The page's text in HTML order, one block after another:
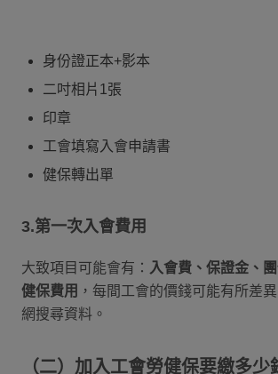
身份證正本+影本
二吋相片1張
印章
工會填寫入會申請書
健保轉出單
3.第一次入會費用
大致項目可能會有： 入會費、保證金、
健保費用 ，每間工會的價錢可能有所差
網搜尋資料。
（二）加入工會勞健保要繳多少